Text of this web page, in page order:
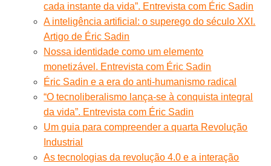
cada instante da vida”. Entrevista com Éric Sadin
A inteligência artificial: o superego do século XXI.
Artigo de Éric Sadin
Nossa identidade como um elemento
monetizável. Entrevista com Éric Sadin
Éric Sadin e a era do anti-humanismo radical
“O tecnoliberalismo lança-se à conquista integral
da vida”. Entrevista com Éric Sadin
Um guia para compreender a quarta Revolução
Industrial
As tecnologias da revolução 4.0 e a interação